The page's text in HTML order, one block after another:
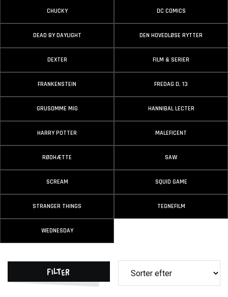
CHUCKY DC COMICS
DEAD BY DAYLIGHT DEN HOVEDLØSE RYTTER
DEXTER FILM & SERIER
FRANKENSTEIN FREDAG D. 13
GRUSOMME MIG HANNIBAL LECTER
HARRY POTTER MALEFICENT
RØDHÆTTE SAW
SCREAM SQUID GAME
STRANGER THINGS TEGNEFILM
WEDNESDAY
Filter